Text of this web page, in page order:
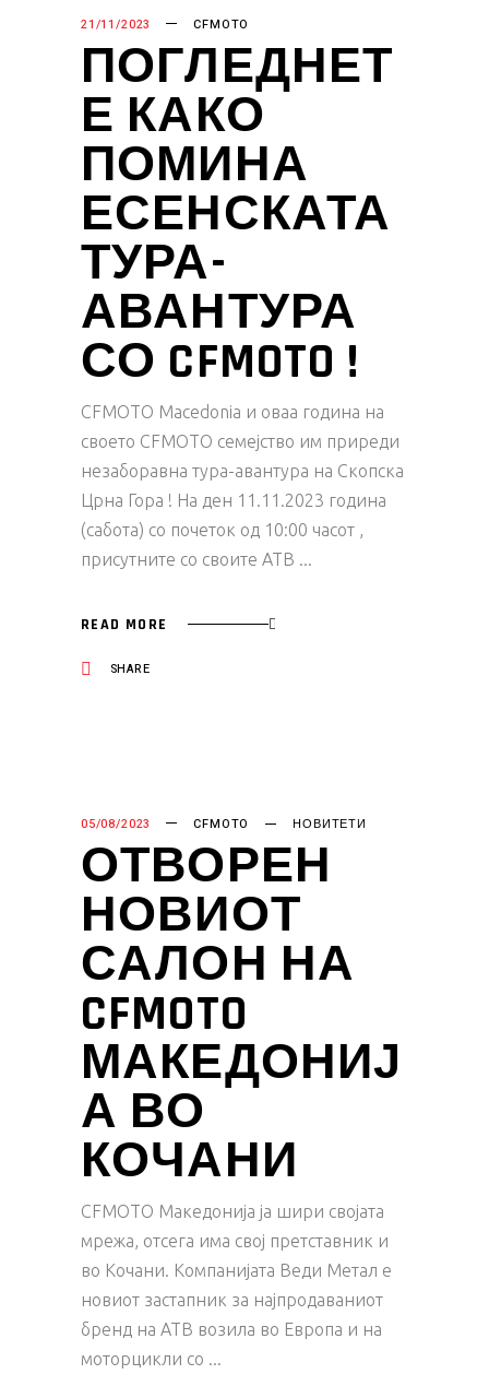
21/11/2023 CFMOTO
ПОГЛЕДНЕТ
Е КАКО
ПОМИНА
ЕСЕНСКАТА
ТУРА-
АВАНТУРА
СО CFMOTO !
CFMOTO Macedonia и оваа година на
своето CFMOTO семејство им приреди
незаборавна тура-авантура на Скопска
Црна Гора ! На ден 11.11.2023 година
(сабота) со почеток од 10:00 часот ,
присутните со своите АТВ
READ MORE
SHARE
05/08/2023 CFMOTO НОВИТЕТИ
ОТВОРЕН
НОВИОТ
САЛОН НА
CFMOTO
МАКЕДОНИЈ
А ВО
КОЧАНИ
CFMOTO Македонија ја шири својата
мрежа, отсега има свој претставник и
во Кочани. Компанијата Веди Метал е
новиот застапник за најпродаваниот
бренд на АТВ возила во Европа и на
моторцикли со